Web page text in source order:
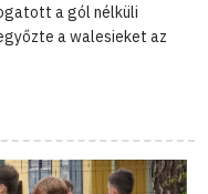
a gól nélküli
a walesieket az